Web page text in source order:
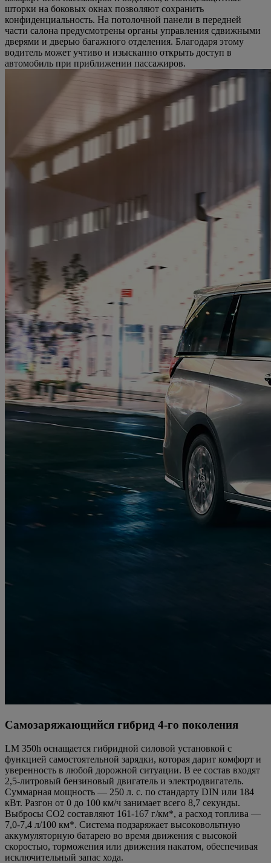
шторки на боковых окнах позволяют сохранить
конфиденциальность. На потолочной панели в передней
части салона предусмотрены органы управления сдвижными
дверями и дверью багажного отделения. Благодаря этому
водитель может учтиво и изысканно открыть доступ в
автомобиль при приближении пассажиров.
Самозаряжающийся гибрид 4-го поколения
LM 350h оснащается гибридной силовой установкой с
функцией самостоятельной зарядки, которая дарит комфорт и
уверенность в любой дорожной ситуации. В ее состав входят
2,5-литровый бензиновый двигатель и электродвигатель.
Суммарная мощность — 250 л. с. по стандарту DIN или 184
кВт. Разгон от 0 до 100 км/ч занимает всего 8,7 секунды.
Выбросы CO2 составляют 161-167 г/км*, а расход топлива —
7,0-7,4 л/100 км*. Система подзаряжает высоковольтную
аккумуляторную батарею во время движения с высокой
скоростью, торможения или движения накатом, обеспечивая
исключительный запас хода.